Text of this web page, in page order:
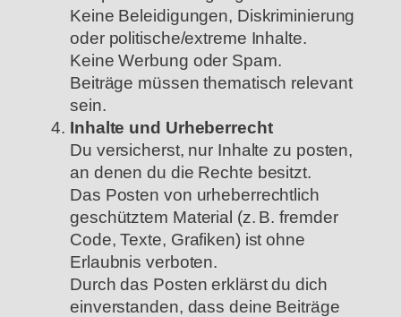
Keine Beleidigungen, Diskriminierung
oder politische/extreme Inhalte.
Keine Werbung oder Spam.
Beiträge müssen thematisch relevant
sein.
Inhalte und Urheberrecht
Du versicherst, nur Inhalte zu posten,
an denen du die Rechte besitzt.
Das Posten von urheberrechtlich
geschütztem Material (z. B. fremder
Code, Texte, Grafiken) ist ohne
Erlaubnis verboten.
Durch das Posten erklärst du dich
einverstanden, dass deine Beiträge